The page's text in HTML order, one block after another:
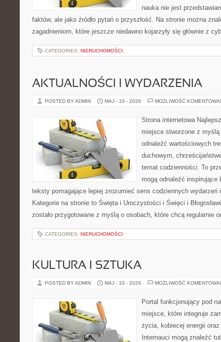
nauka nie jest
faktów, ale jako źródło pytań o przyszłość. Na stronie można
zagadnieniom, które jeszcze niedawno kojarzyły się głównie z
CATEGORIES: NIERUCHOMOŚCI
AKTUALNOŚCI I WYDARZENIA
POSTED BY ADMIN MAJ - 10 - 2026 MOŻLIWOŚĆ
Strona internetowa
miejsce stworzone z
odnaleźć wartościowych
duchowym,
temat codzienności. To
mogą odnaleźć inspirujące
teksty pomagające lepiej zrozumieć sens codziennych wydarzeń
Kategorie na stronie to Święta i Uroczystości i Święci i
zostało przygotowane z myślą o osobach, które chcą regularnie
CATEGORIES: NIERUCHOMOŚCI
KULTURA I SZTUKA
POSTED BY ADMIN MAJ - 10 - 2026 MOŻLIWOŚĆ
Portal funkcjonujący pod
miejsce, które integruje
życia, kobiecej energii
Internauci mogą znaleźć